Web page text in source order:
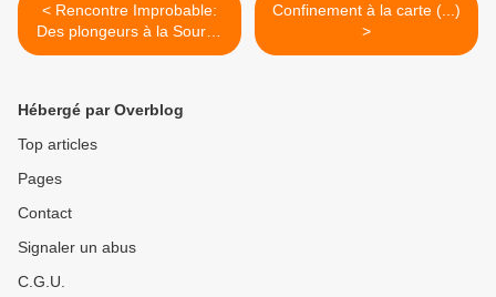
< Rencontre Improbable:
Des plongeurs à la Source
du Lison (...)
Confinement à la carte (...)
>
Hébergé par Overblog
Top articles
Pages
Contact
Signaler un abus
C.G.U.